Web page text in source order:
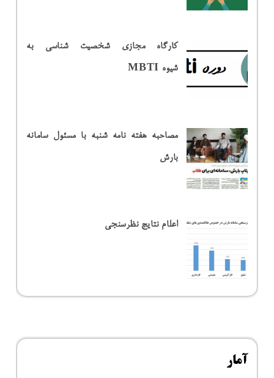
کارگاه مجازی شخصیت شناسی به
شیوه MBTI
مصاحبه هفته نامه شنبه با مسئول سامانه
بارش
اعلام نتایج نظرسنجی
آمار